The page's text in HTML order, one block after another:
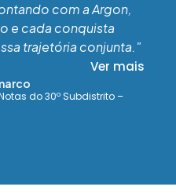
com a Argon,
e cada conquista
trajetória conjunta."
Ver mais
do 30º Subdistrito –